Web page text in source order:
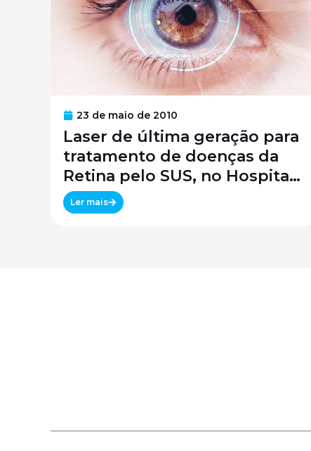
23 de maio de 2010
Laser de última geração para
tratamento de doenças da
Retina pelo SUS, no Hospital
São Paulo / SPDM / UNIFESP
Ler mais